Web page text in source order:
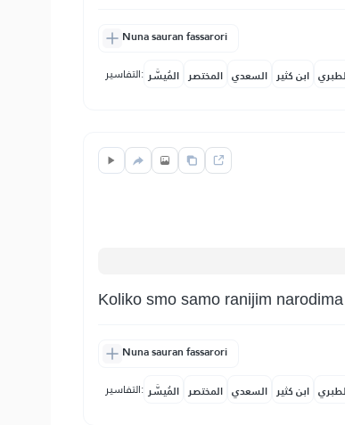
Nuna sauran fassarori
التفاسير: المُيسَّر المختصر السعدي ابن كثير
Koliko smo samo ranijim
Nuna sauran fassarori
التفاسير: المُيسَّر المختصر السعدي ابن كثير